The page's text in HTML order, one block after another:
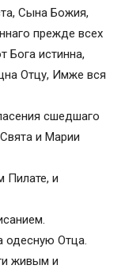
Сына Божия,
прежде всех
Бога истинна,
Отцу, Имже вся
сшедшаго
и Марии
Пилате, и
одесную Отца.
живым и